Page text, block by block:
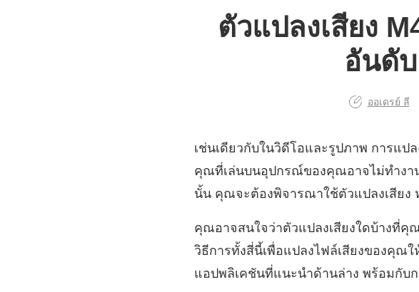
ตัวแปลงเสียง
อันดั
ออเดรย์ ลี
เช่นเดียวกับในวิดีโอและรูปภาพ การแป
คุณที่เล่นบนอุปกรณ์ของคุณอาจไม่ทำง
นั้น คุณจะต้องพิจารณาใช้ตัวแปลงเสียง
คุณอาจสนใจว่าตัวแปลงเสียงใดบ้างที่คุ
วิธีการทั้งสี่นี้เพื่อแปลงไฟล์เสียงของคุณ
แอปพลิเคชันที่แนะนำด้านล่าง พร้อมกับ